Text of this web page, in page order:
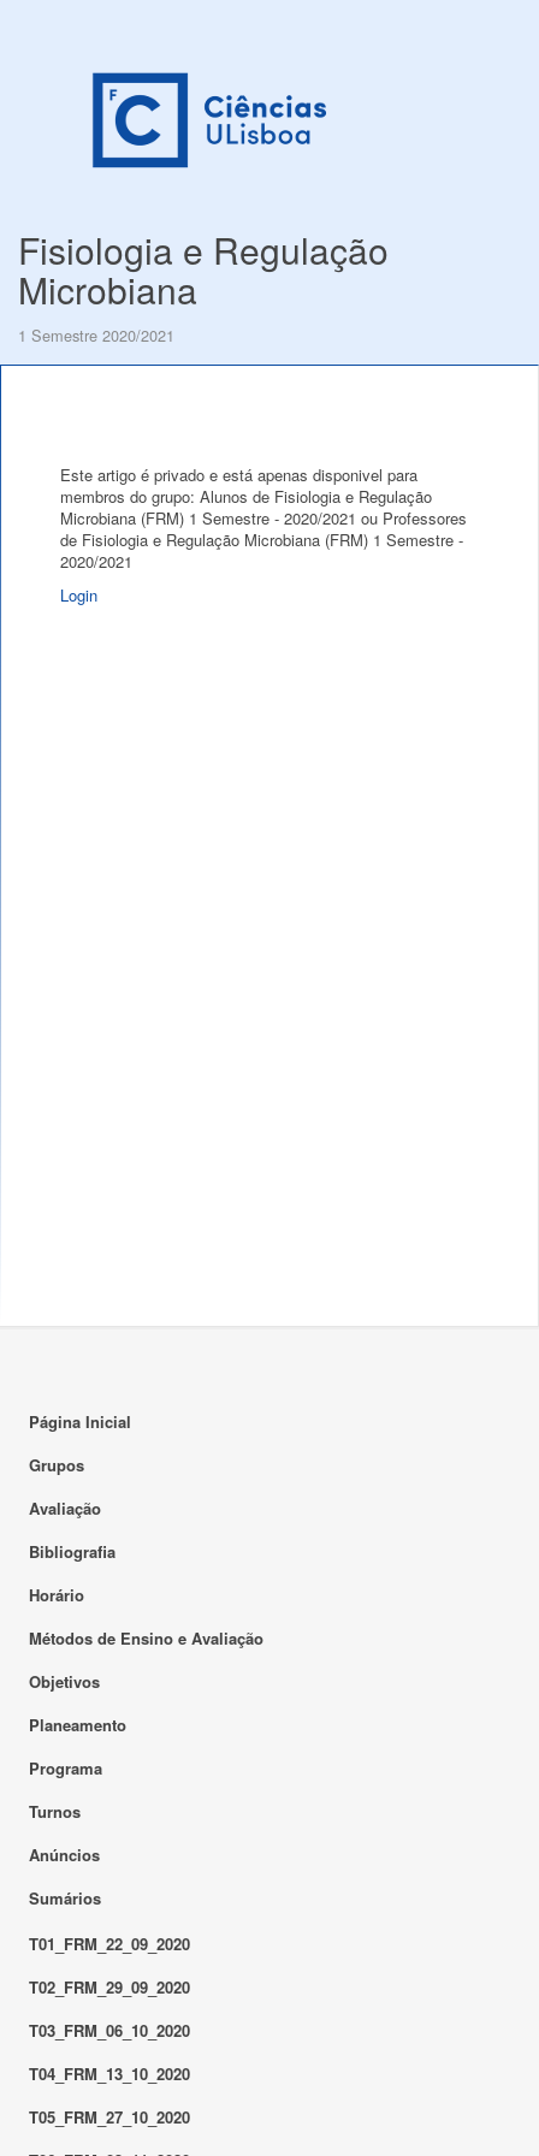
Fisiologia e Regulação
Microbiana
1 Semestre 2020/2021
Este artigo é privado e está apenas disponivel para
membros do grupo: Alunos de Fisiologia e Regulação
Microbiana (FRM) 1 Semestre - 2020/2021 ou Professores
de Fisiologia e Regulação Microbiana (FRM) 1 Semestre -
2020/2021
Login
Página Inicial
Grupos
Avaliação
Bibliografia
Horário
Métodos de Ensino e Avaliação
Objetivos
Planeamento
Programa
Turnos
Anúncios
Sumários
T01_FRM_22_09_2020
T02_FRM_29_09_2020
T03_FRM_06_10_2020
T04_FRM_13_10_2020
T05_FRM_27_10_2020